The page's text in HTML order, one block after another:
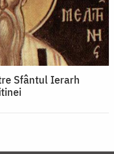
Sfântul Ierarh